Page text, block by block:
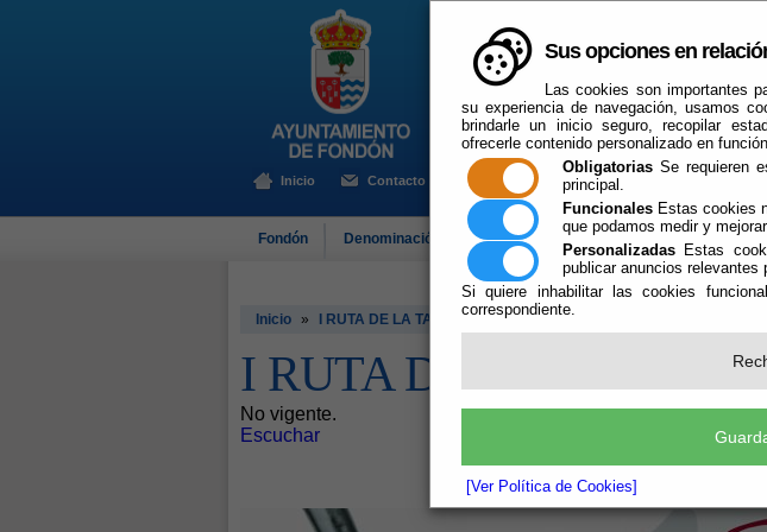
Sus opciones en
Las cookies son importantes
su experiencia de navegación, usamos
brindarle un inicio seguro, recopilar
ofrecerle contenido personalizado en
Obligatorias Se requieren
principal.
Funcionales Estas cookies
que podamos medir y
Personalizadas Estas
publicar anuncios relevantes
Si quiere inhabilitar las cookies
correspondiente.
[Ver Política de Cookies]
Inicio Contacto
Fondón Denominación de Origen El Ayuntamiento Turismo
Inicio » I RUTA DE LA TAPA EN FONDÓN
I RUTA DE LA TAPA EN
No vigente.
Escuchar